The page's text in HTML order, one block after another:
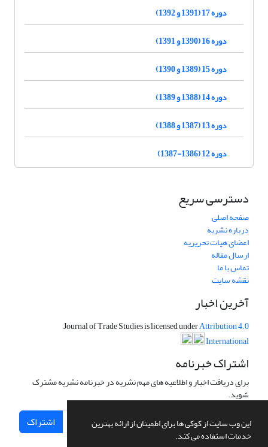
این وب سایت از کوکی ها برای اطمینان از ارائه بهترین
خدمات استفاده می کند.
دوره 17 (1391 و 1392)
دوره 16 (1390 و 1391)
دوره 15 (1389 و 1390)
دوره 14 (1388 و 1389)
دوره 13 (1387 و 1388)
دوره 12 (1386-1387)
دسترسی سریع
صفحه اصلی
درباره نشریه
اعضای هیات تحریریه
ارسال مقاله
تماس با ما
نقشه سایت
آخرین اخبار
Journal of Trade Studies is licensed underAttribution 4.0
International
اشتراک خبرنامه
برای دریافت اخبار و اطلاعیه های مهم نشریه در خبرنامه نشریه مشترک
شوید.
اشتراک